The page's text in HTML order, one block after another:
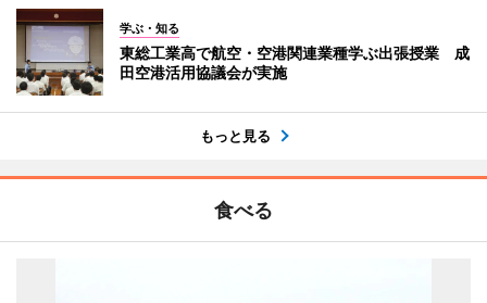
学ぶ・知る
東総工業高で航空・空港関連業種学ぶ出張授業 成
田空港活用協議会が実施
もっと見る
食べる